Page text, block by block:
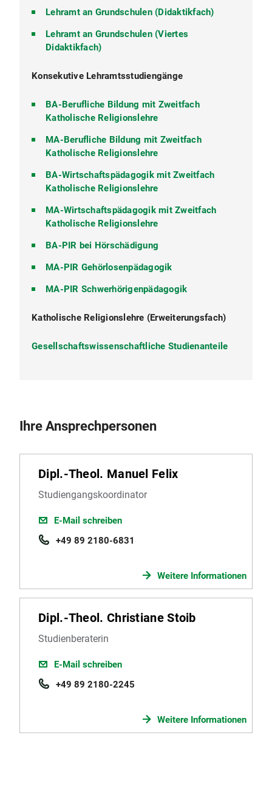
Lehramt an Grundschulen (Didaktikfach)
Lehramt an Grundschulen (Viertes
Didaktikfach)
Konsekutive Lehramtsstudiengänge
BA-Berufliche Bildung mit Zweitfach
Katholische Religionslehre
MA-Berufliche Bildung mit Zweitfach
Katholische Religionslehre
BA-Wirtschaftspädagogik mit Zweitfach
Katholische Religionslehre
MA-Wirtschaftspädagogik mit Zweitfach
Katholische Religionslehre
BA-PIR bei Hörschädigung
MA-PIR Gehörlosenpädagogik
MA-PIR Schwerhörigenpädagogik
Katholische Religionslehre (Erweiterungsfach)
Gesellschaftswissenschaftliche Studienanteile
Ihre Ansprechpersonen
Dipl.-Theol. Manuel Felix
Studiengangskoordinator
E-Mail schreiben
+49 89 2180-6831
Weitere Informationen
Dipl.-Theol. Christiane Stoib
Studienberaterin
E-Mail schreiben
+49 89 2180-2245
Weitere Informationen